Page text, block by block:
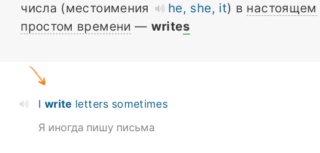
числа (местоимения
he, she, it) в настоящем
простом времени — writes
I write letters sometimes
Я иногда пишу письма